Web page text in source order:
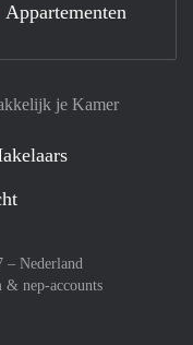
je Kamer
– Nederland
& nep-accounts
Appartementen